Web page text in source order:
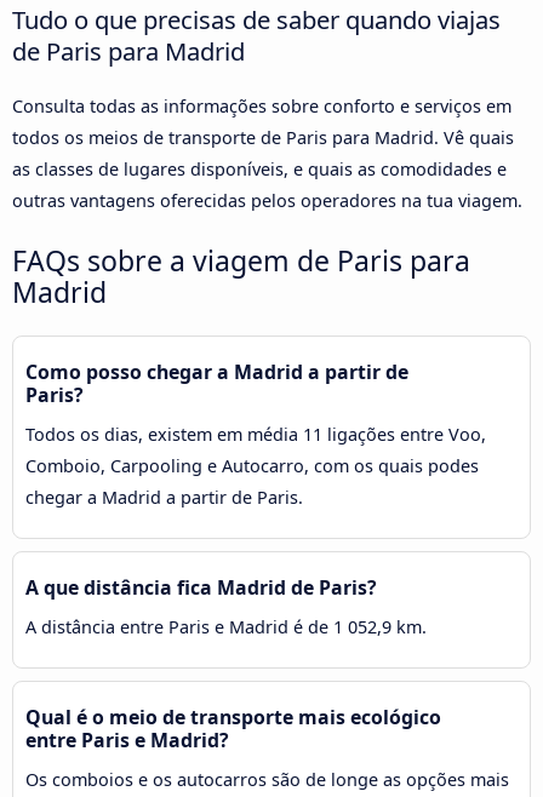
Tudo o que precisas de saber quando viajas
de Paris para Madrid
Consulta todas as informações sobre conforto e serviços em
todos os meios de transporte de Paris para Madrid. Vê quais
as classes de lugares disponíveis, e quais as comodidades e
outras vantagens oferecidas pelos operadores na tua viagem.
FAQs sobre a viagem de Paris para
Madrid
Como posso chegar a Madrid a partir de
Paris?
Todos os dias, existem em média 11 ligações entre Voo,
Comboio, Carpooling e Autocarro, com os quais podes
chegar a Madrid a partir de Paris.
A que distância fica Madrid de Paris?
A distância entre Paris e Madrid é de 1 052,9 km.
Qual é o meio de transporte mais ecológico
entre Paris e Madrid?
Os comboios e os autocarros são de longe as opções mais